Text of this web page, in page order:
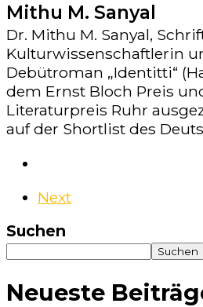
Mithu M. Sanyal
Dr. Mithu M. Sanyal,
Kulturwissenschaftlerin
Debütroman „Identitti“
dem Ernst Bloch Preis
Literaturpreis Ruhr
auf der Shortlist des
Next
Suchen
Suchen
Neueste